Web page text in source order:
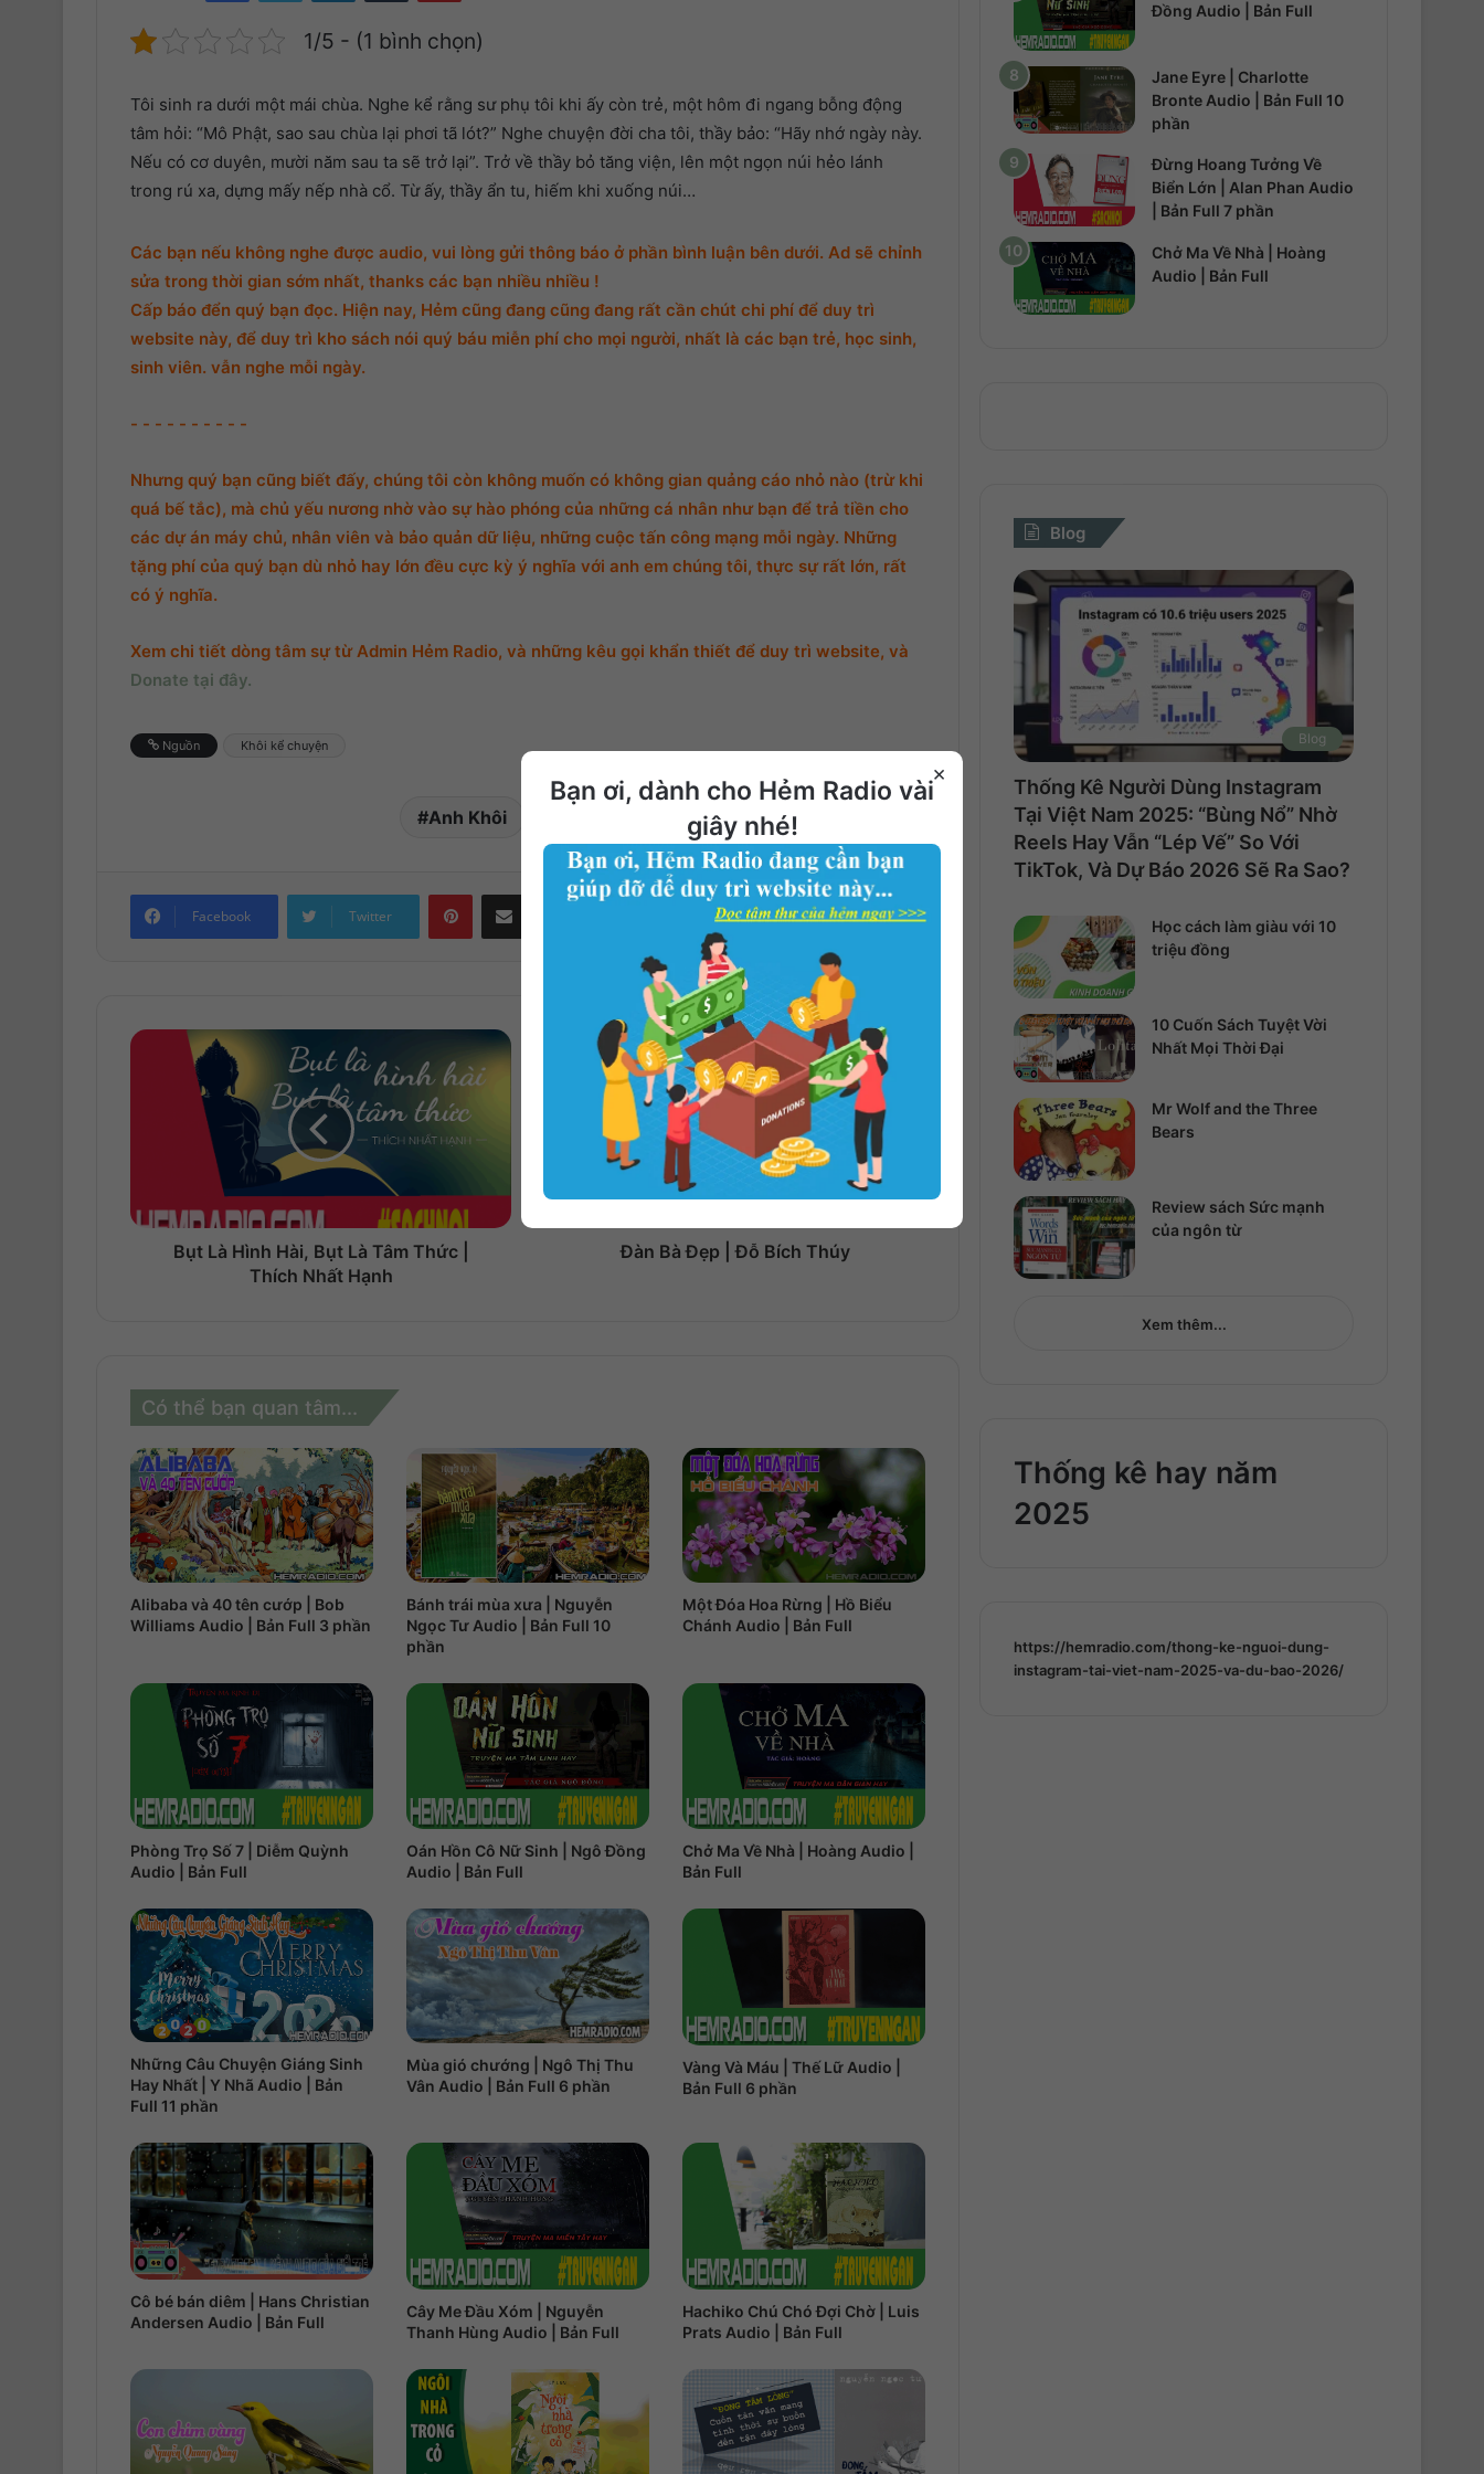
1/5 - (1 bình chọn)
Tôi sinh ra dưới một mái chùa. Nghe kể rằng sư phụ tôi khi ấy còn trẻ, một hôm đi ngang bỗng động
tâm hỏi: “Mô Phật, sao sau chùa lại phơi tã lót?” Nghe chuyện đời cha tôi, thầy bảo: “Hãy nhớ ngày này.
Nếu có cơ duyên, mười năm sau ta sẽ trở lại”. Trở về thầy bỏ tăng viện, lên một ngọn núi hẻo lánh
trong rú xa, dựng mấy nếp nhà cổ. Từ ấy, thầy ẩn tu, hiếm khi xuống núi…
Các bạn nếu không nghe được audio, vui lòng gửi thông báo ở phần bình luận bên dưới. Ad sẽ chỉnh
sửa trong thời gian sớm nhất, thanks các bạn nhiều nhiều !
Cấp báo đển quý bạn đọc. Hiện nay, Hẻm cũng đang cũng đang rất cần chút chi phí để duy trì
website này, để duy trì kho sách nói quý báu miễn phí cho mọi người, nhất là các bạn trẻ, học sinh,
sinh viên. vẫn nghe mỗi ngày.
- - - - - - - - - -
Nhưng quý bạn cũng biết đấy, chúng tôi còn không muốn có không gian quảng cáo nhỏ nào (trừ khi
quá bế tắc), mà chủ yếu nương nhờ vào sự hào phóng của những cá nhân như bạn để trả tiền cho
các dự án máy chủ, nhân viên và bảo quản dữ liệu, những cuộc tấn công mạng mỗi ngày. Những
tặng phí của quý bạn dù nhỏ hay lớn đều cực kỳ ý nghĩa với anh em chúng tôi, thực sự rất lớn, rất
có ý nghĩa.
Xem chi tiết dòng tâm sự từ Admin Hẻm Radio, và những kêu gọi khẩn thiết để duy trì website, và
Donate tại đây.
Nguồn Khôi kể chuyện
Anh Khôi
Facebook Twitter
Bụt Là Hình Hài, Bụt Là Tâm Thức |
Thích Nhất Hạnh
Đàn Bà Đẹp | Đỗ Bích Thúy
Có thể bạn quan tâm...
Alibaba và 40 tên cướp | Bob
Williams Audio | Bản Full 3 phần
Bánh trái mùa xưa | Nguyễn
Ngọc Tư Audio | Bản Full 10
phần
Một Đóa Hoa Rừng | Hồ Biểu
Chánh Audio | Bản Full
Phòng Trọ Số 7 | Diễm Quỳnh
Audio | Bản Full
Oán Hồn Cô Nữ Sinh | Ngô Đồng
Audio | Bản Full
Chở Ma Về Nhà | Hoàng Audio |
Bản Full
Những Câu Chuyện Giáng Sinh
Hay Nhất | Y Nhã Audio | Bản
Full 11 phần
Mùa gió chướng | Ngô Thị Thu
Vân Audio | Bản Full 6 phần
Vàng Và Máu | Thế Lữ Audio |
Bản Full 6 phần
Cô bé bán diêm | Hans Christian
Andersen Audio | Bản Full
Cây Me Đầu Xóm | Nguyễn
Thanh Hùng Audio | Bản Full
Hachiko Chú Chó Đợi Chờ | Luis
Prats Audio | Bản Full
Đồng Audio | Bản Full
Jane Eyre | Charlotte
Bronte Audio | Bản Full 10
phần
Đừng Hoang Tưởng Về
Biển Lớn | Alan Phan Audio
| Bản Full 7 phần
Chở Ma Về Nhà | Hoàng
Audio | Bản Full
Blog
Blog
Thống Kê Người Dùng Instagram
Tại Việt Nam 2025: “Bùng Nổ” Nhờ
Reels Hay Vẫn “Lép Vế” So Với
TikTok, Và Dự Báo 2026 Sẽ Ra Sao?
Học cách làm giàu với 10
triệu đồng
10 Cuốn Sách Tuyệt Vời
Nhất Mọi Thời Đại
Mr Wolf and the Three
Bears
Review sách Sức mạnh
của ngôn từ
Xem thêm...
Thống kê hay năm
2025
https://hemradio.com/thong-ke-nguoi-dung-
instagram-tai-viet-nam-2025-va-du-bao-2026/
×
Bạn ơi, dành cho Hẻm Radio vài
giây nhé!